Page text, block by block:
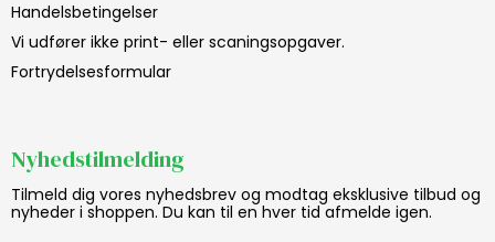
Handelsbetingelser
Vi udfører ikke print- eller scaningsopgaver.
Fortrydelsesformular
Nyhedstilmelding
Tilmeld dig vores nyhedsbrev og modtag eksklusive tilbud og
nyheder i shoppen. Du kan til en hver tid afmelde igen.